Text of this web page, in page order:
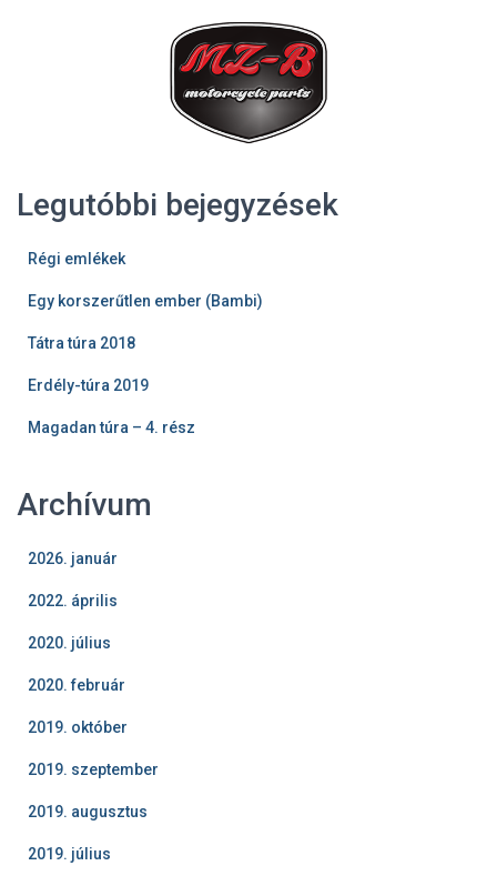
Legutóbbi bejegyzések
Régi emlékek
Egy korszerűtlen ember (Bambi)
Tátra túra 2018
Erdély-túra 2019
Magadan túra – 4. rész
Archívum
2026. január
2022. április
2020. július
2020. február
2019. október
2019. szeptember
2019. augusztus
2019. július